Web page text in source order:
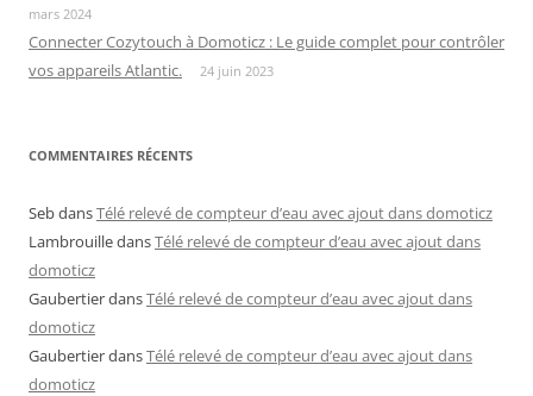
mars 2024
Connecter Cozytouch à Domoticz : Le guide complet pour contrôler
vos appareils Atlantic.
24 juin 2023
COMMENTAIRES RÉCENTS
SebdansTélé relevé de compteur d’eau avec ajout dans domoticz
LambrouilledansTélé relevé de compteur d’eau avec ajout dans
domoticz
GaubertierdansTélé relevé de compteur d’eau avec ajout dans
domoticz
GaubertierdansTélé relevé de compteur d’eau avec ajout dans
domoticz